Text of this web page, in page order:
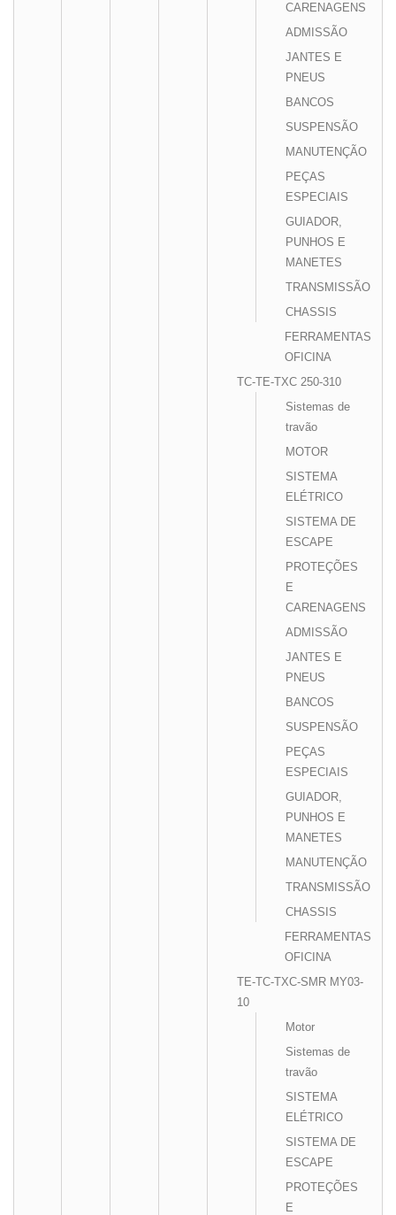
CARENAGENS
ADMISSÃO
JANTES E
PNEUS
BANCOS
SUSPENSÃO
MANUTENÇÃO
PEÇAS
ESPECIAIS
GUIADOR,
PUNHOS E
MANETES
TRANSMISSÃO
CHASSIS
FERRAMENTAS
OFICINA
TC-TE-TXC 250-310
Sistemas de
travão
MOTOR
SISTEMA
ELÉTRICO
SISTEMA DE
ESCAPE
PROTEÇÕES
E
CARENAGENS
ADMISSÃO
JANTES E
PNEUS
BANCOS
SUSPENSÃO
PEÇAS
ESPECIAIS
GUIADOR,
PUNHOS E
MANETES
MANUTENÇÃO
TRANSMISSÃO
CHASSIS
FERRAMENTAS
OFICINA
TE-TC-TXC-SMR MY03-
10
Motor
Sistemas de
travão
SISTEMA
ELÉTRICO
SISTEMA DE
ESCAPE
PROTEÇÕES
E